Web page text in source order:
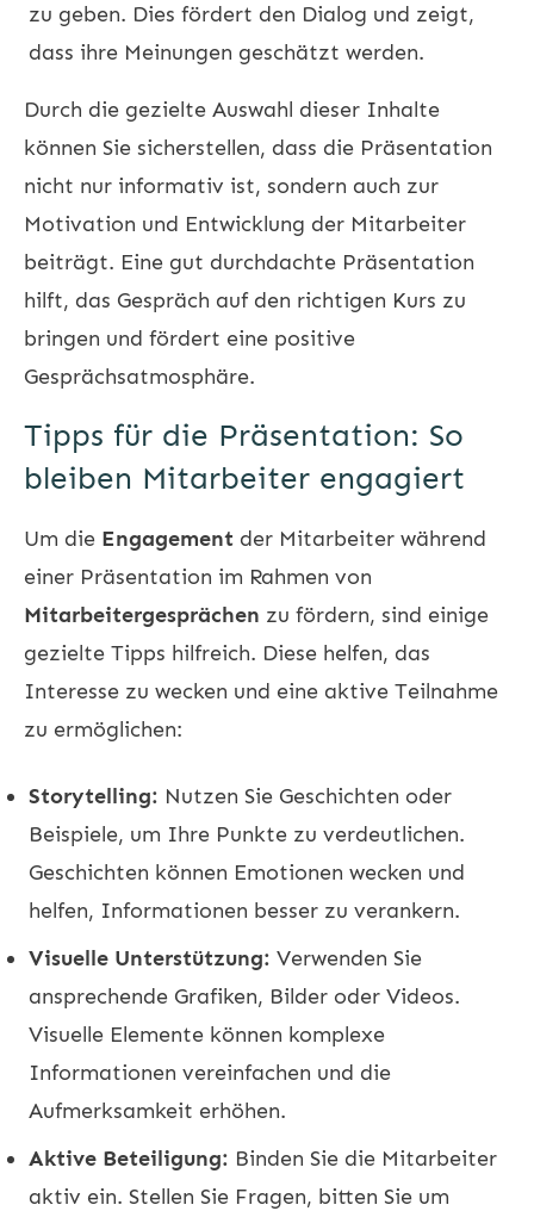
zu geben. Dies fördert den Dialog und zeigt,
dass ihre Meinungen geschätzt werden.
Durch die gezielte Auswahl dieser Inhalte
können Sie sicherstellen, dass die Präsentation
nicht nur informativ ist, sondern auch zur
Motivation und Entwicklung der Mitarbeiter
beiträgt. Eine gut durchdachte Präsentation
hilft, das Gespräch auf den richtigen Kurs zu
bringen und fördert eine positive
Gesprächsatmosphäre.
Tipps für die Präsentation: So
bleiben Mitarbeiter engagiert
Um die Engagement der Mitarbeiter während
einer Präsentation im Rahmen von
Mitarbeitergesprächen zu fördern, sind einige
gezielte Tipps hilfreich. Diese helfen, das
Interesse zu wecken und eine aktive Teilnahme
zu ermöglichen:
Storytelling: Nutzen Sie Geschichten oder
Beispiele, um Ihre Punkte zu verdeutlichen.
Geschichten können Emotionen wecken und
helfen, Informationen besser zu verankern.
Visuelle Unterstützung: Verwenden Sie
ansprechende Grafiken, Bilder oder Videos.
Visuelle Elemente können komplexe
Informationen vereinfachen und die
Aufmerksamkeit erhöhen.
Aktive Beteiligung: Binden Sie die Mitarbeiter
aktiv ein. Stellen Sie Fragen, bitten Sie um